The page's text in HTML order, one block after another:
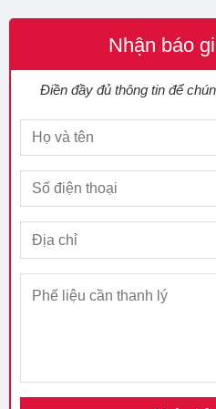
Nhận báo
Điền đầy đủ thông tin để